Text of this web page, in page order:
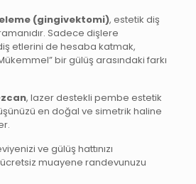
(gingivektomi), estetik diş
Sadece dişlere
etlerini de hesaba katmak,
bir gülüş arasındaki farkı
, lazer destekli pembe estetik
en doğal ve simetrik haline
ve gülüş hattınızı
muayene randevunuzu